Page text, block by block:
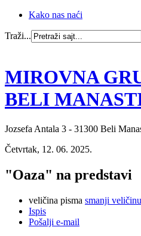
Kako nas naći
Traži...
MIROVNA
BELI
Jozsefa Antala 3 - 31300 Beli
Četvrtak, 12. 06. 2025.
"Oaza" na predstavi
veličina pisma smanji
Ispis
Pošalji e-mail